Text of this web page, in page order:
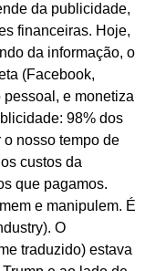
da publicidade,
financeiras. Hoje,
da informação, o
(Facebook,
e monetiza
98% dos
nosso tempo de
custos da
que pagamos.
e manipulem. É
O
traduzido) estava